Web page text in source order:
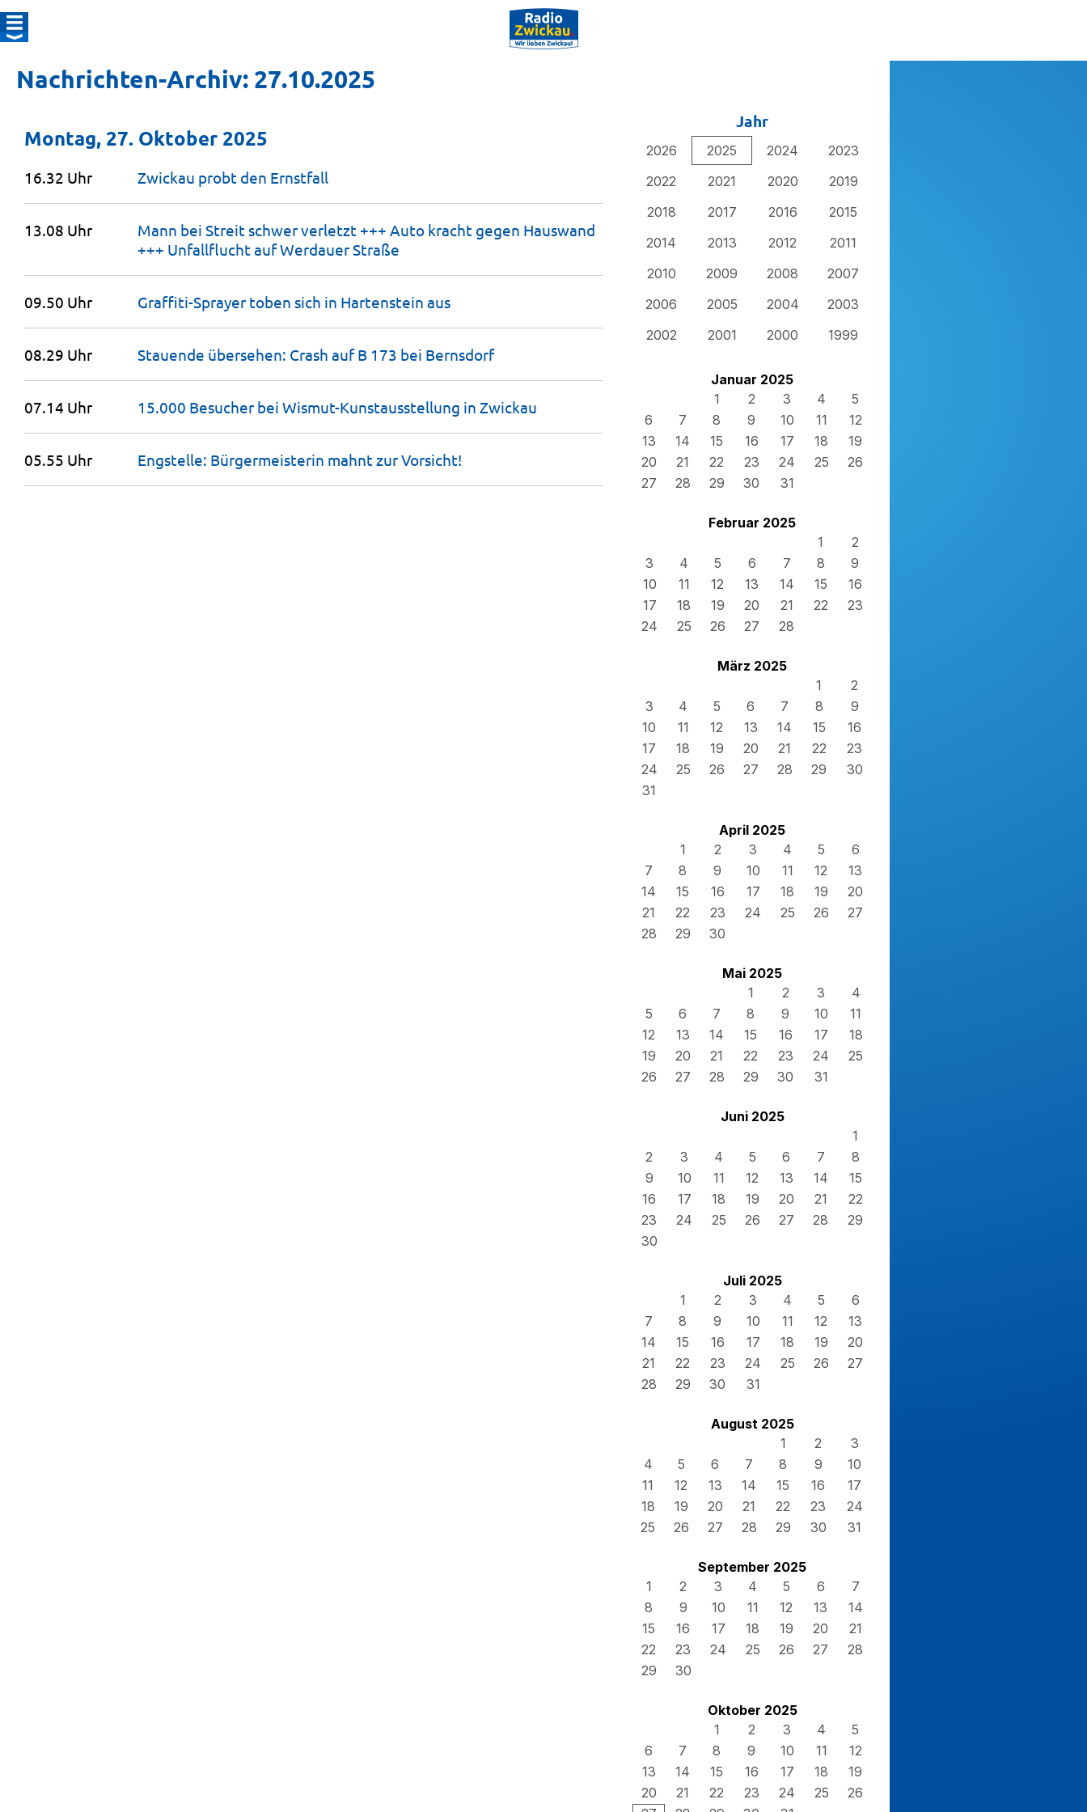
Nachrichten-Archiv: 27.10.2025
Jahr
2026 2025 2024
2023
2022
2021 2020
2019
2018
2017 2016
2015
2014
2013 2012
2011
2010
2009 2008
2007
2006
2005 2004
2003
2002
2001 2000 1999
Januar 2025
1
2 3 4
5
6
7 8 9 10 11
12
13
14 15 16 17 18
19
20
21 22 23 24 25
26
27
28 29 30 31
Februar 2025
1
2
3
4 5 6 7 8
9
10
11 12 13 14 15
16
17
18 19 20 21 22
23
24
25 26 27 28
März 2025
1
2
3
4 5 6 7 8
9
10
11 12 13 14 15
16
17
18 19 20 21 22
23
24
25 26 27 28 29
30
31
April 2025
1
2 3 4 5
6
7
8 9 10 11 12
13
14
15 16 17 18 19
20
21
22 23 24 25 26
27
28
29 30
Mai 2025
1
2 3
4
5
6 7 8 9 10
11
12
13 14 15 16 17
18
19
20 21 22 23 24
25
26
27 28 29 30 31
Juni 2025
1
2
3 4 5 6 7
8
9
10 11 12 13 14
15
16
17 18 19 20 21
22
23
24 25 26 27 28
29
30
Juli 2025
1
2 3 4 5
6
7
8 9 10 11 12
13
14
15 16 17 18 19
20
21
22 23 24 25 26
27
28
29 30 31
August 2025
1
2
3
4
5 6 7 8 9
10
11
12 13 14 15 16
17
18
19 20 21 22 23
24
25
26 27 28 29 30 31
September 2025
1
2 3 4 5 6
7
8
9 10 11 12 13
14
15
16 17 18 19 20
21
22
23 24 25 26 27
28
29
30
Oktober 2025
1
2 3 4
5
6
7 8 9 10 11
12
13
14 15 16 17 18
19
20
21 22 23 24 25
26
Montag, 27. Oktober 2025
16.32 Uhr Zwickau probt den Ernstfall
13.08 Uhr
Mann bei Streit schwer verletzt +++ Auto kracht gegen Hauswand
+++ Unfallflucht auf WerdauerStraße
09.50 Uhr Graffiti-Sprayer toben sich in Hartenstein aus
08.29 Uhr Stauende übersehen: Crash auf B 173 bei Bernsdorf
07.14 Uhr 15.000 Besucher bei Wismut-Kunstausstellung in Zwickau
05.55 Uhr Engstelle: Bürgermeisterin mahnt zurVorsicht!